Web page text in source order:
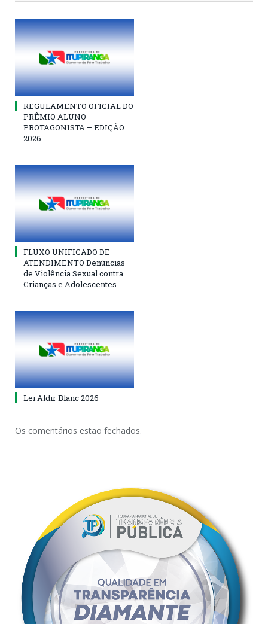
REGULAMENTO OFICIAL DO
PRÊMIO ALUNO
PROTAGONISTA – EDIÇÃO
2026
FLUXO UNIFICADO DE
ATENDIMENTO Denúncias
de Violência Sexual contra
Crianças e Adolescentes
Lei Aldir Blanc 2026
Os comentários estão fechados.